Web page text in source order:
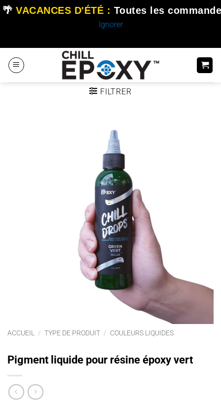
🌴 VACANCES D'ÉTÉ : Toutes les
Ignorer
au
contenu
FILTRER
ACCUEIL / TYPE DE PRODUIT / COULEURS LIQUIDES
Pigment liquide pour résine époxy vert